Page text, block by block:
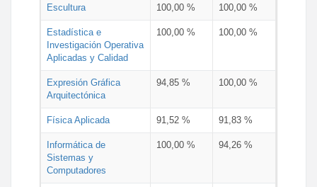
Escultura 100,00 % 100,00 %
Estadística e
Investigación Operativa
Aplicadas y Calidad
100,00 % 100,00 %
Expresión Gráfica
Arquitectónica
94,85 % 100,00 %
Física Aplicada 91,52 % 91,83 %
Informática de
Sistemas y
Computadores
100,00 % 94,26 %